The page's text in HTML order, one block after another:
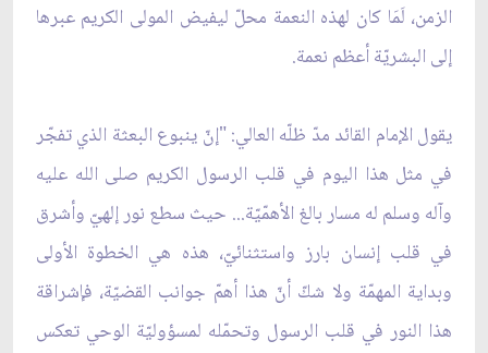
الزمن، لَمَا كان لهذه النعمة محلّ ليفيض المولى الكريم عبرها
إلى البشريّة أعظم نعمة.
يقول الإمام القائد مدّ ظلّه العالي: "إنّ ينبوع البعثة الذي تفجّر
في مثل هذا اليوم في قلب الرسول الكريم صلى الله عليه
وآله وسلم له مسار بالغ الأهمّيّة... حيث سطع نور إلهيّ وأشرق
في قلب إنسان بارز واستثنائيّ، هذه هي الخطوة الأولى
وبداية المهمّة ولا شكّ أنّ هذا أهمّ جوانب القضيّة، فإشراقة
هذا النور في قلب الرسول وتحمّله لمسؤوليّة الوحي تعكس